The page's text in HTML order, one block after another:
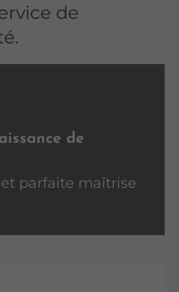
de
de
parfaite maîtrise